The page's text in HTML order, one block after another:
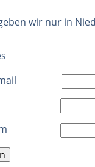
wir nur in